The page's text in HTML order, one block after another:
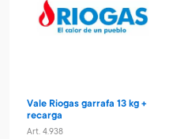
Vale Riogas garrafa 13 kg +
recarga
Art. 4.938